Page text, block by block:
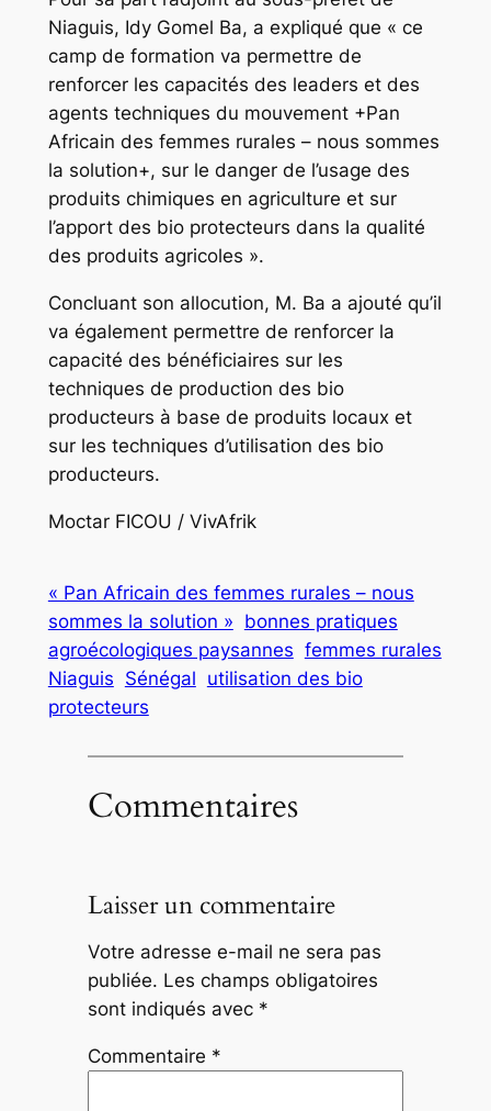
Niaguis, Idy Gomel Ba, a expliqué que « ce
camp de formation va permettre de
renforcer les capacités des leaders et des
agents techniques du mouvement +Pan
Africain des femmes rurales – nous sommes
la solution+, sur le danger de l’usage des
produits chimiques en agriculture et sur
l’apport des bio protecteurs dans la qualité
des produits agricoles ».
Concluant son allocution, M. Ba a ajouté qu’il
va également permettre de renforcer la
capacité des bénéficiaires sur les
techniques de production des bio
producteurs à base de produits locaux et
sur les techniques d’utilisation des bio
producteurs.
Moctar FICOU / VivAfrik
« Pan Africain des femmes rurales – nous
sommes la solution » bonnes pratiques
agroécologiques paysannes femmes rurales
Niaguis Sénégal utilisation des bio
protecteurs
Commentaires
Laisser un commentaire
Votre adresse e-mail ne sera pas
publiée. Les champs obligatoires
sont indiqués avec *
Commentaire *